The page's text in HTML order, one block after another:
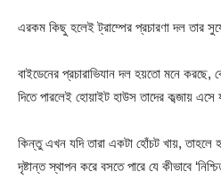
এরকম কিছু হলেই ট্রাম্পের প্রচারণা দল তার
বাইডেনের প্রচারাভিযান দল হয়তো মনে
দিতে পারলেই হোয়াইট হাউস তাদের কব্জায় এসে
কিন্তু এখন যদি তারা একটা হোঁচট খায়,
দৃষ্টান্ত স্থাপন করে বসতে পারে যে কীভাবে